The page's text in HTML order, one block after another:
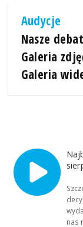
Audycje
Nasze
Galeria
Galeria
nas